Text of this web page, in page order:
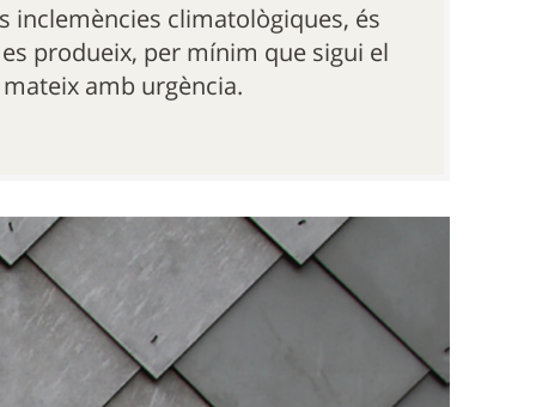
inclemències climatològiques, és
produeix, per mínim que sigui el
amb urgència.